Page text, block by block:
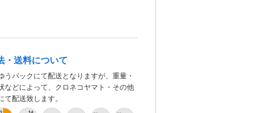
・送料について
うパックにて配送となりますが、重量・
などによって、クロネコヤマト・その他
て配送致します。